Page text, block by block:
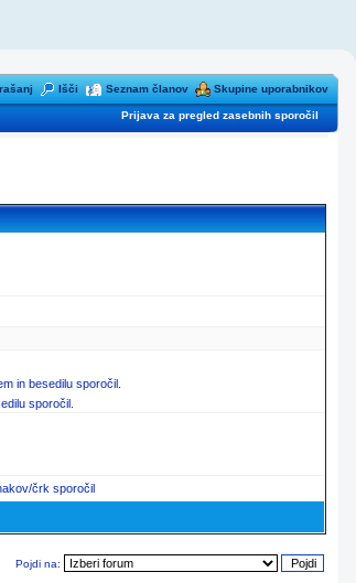
Išči Seznam članov Skupine uporabnikov
Prijava za pregled zasebnih sporočil
in besedilu sporočil.
sporočil.
črk sporočil
Pojdi na: